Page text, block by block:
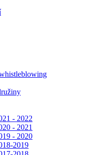
- 2022
- 2021
- 2020
2019